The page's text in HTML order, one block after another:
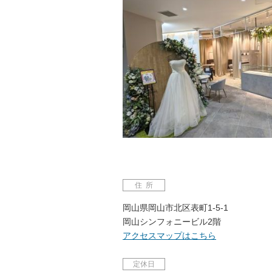
住所
岡山県岡山市北区表町1-5-1
岡山シンフォニービル2階
アクセスマップはこちら
定休日